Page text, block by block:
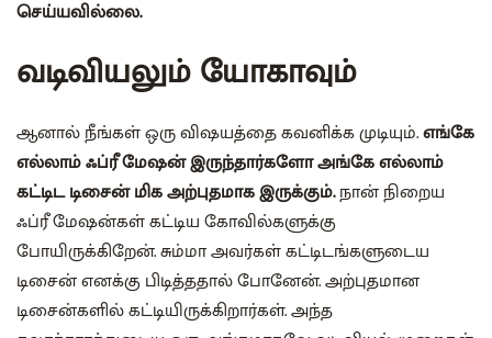
செய்யவில்லை.
வடிவியலும் யோகாவும்
ஆனால் நீங்கள் ஒரு விஷயத்தை கவனிக்க முடியும்.எங்கே
எல்லாம் ஃப்ரீ மேஷன் இருந்தார்களோ அங்கே எல்லாம்
கட்டிட டிசைன் மிக அற்புதமாக இருக்கும்.நான் நிறைய
ஃப்ரீ மேஷன்கள் கட்டிய கோவில்களுக்கு
போயிருக்கிறேன். சும்மா அவர்கள் கட்டிடங்களுடைய
டிசைன் எனக்கு பிடித்ததால் போனேன். அற்புதமான
டிசைன்களில் கட்டியிருக்கிறார்கள். அந்த